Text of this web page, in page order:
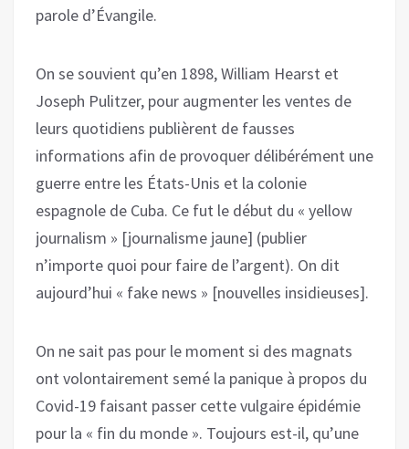
parole d’Évangile.
On se souvient qu’en 1898, William Hearst et
Joseph Pulitzer, pour augmenter les ventes de
leurs quotidiens publièrent de fausses
informations afin de provoquer délibérément une
guerre entre les États-Unis et la colonie
espagnole de Cuba. Ce fut le début du « yellow
journalism » [journalisme jaune] (publier
n’importe quoi pour faire de l’argent). On dit
aujourd’hui « fake news » [nouvelles insidieuses].
On ne sait pas pour le moment si des magnats
ont volontairement semé la panique à propos du
Covid-19 faisant passer cette vulgaire épidémie
pour la « fin du monde ». Toujours est-il, qu’une